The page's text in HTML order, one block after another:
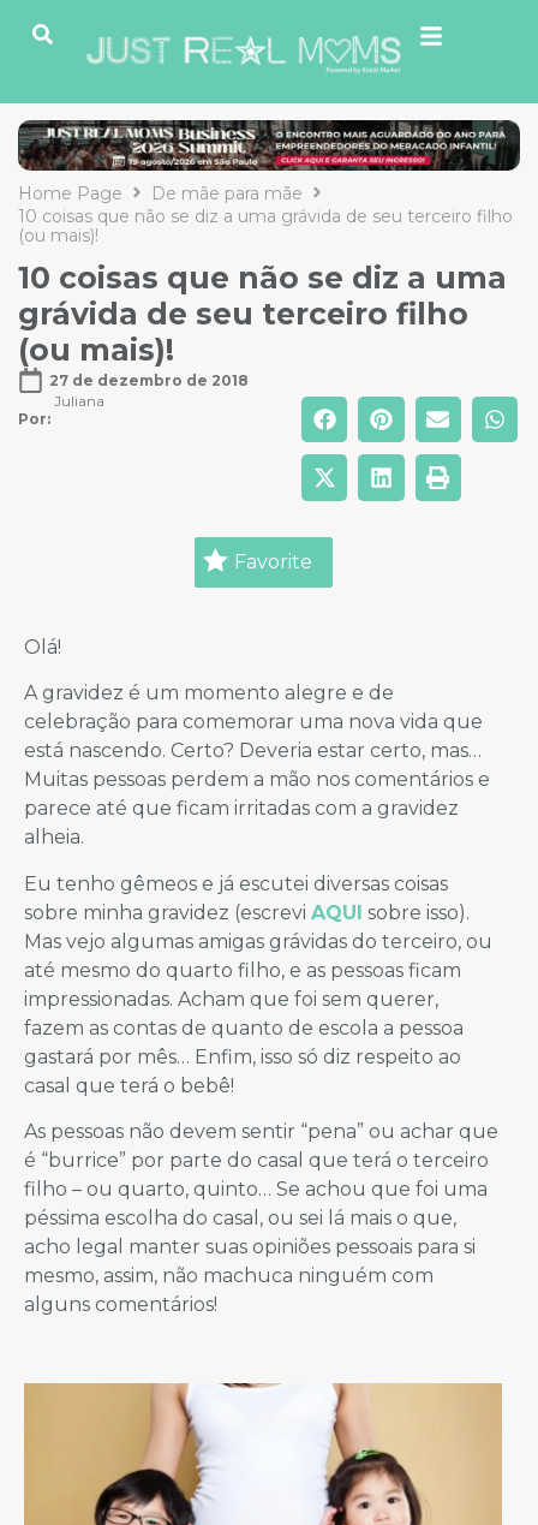
Home Page
De mãe para mãe
10 coisas que não se diz a uma grávida de seu terceiro filho
(ou mais)!
10 coisas que não se diz a uma
grávida de seu terceiro filho
(ou mais)!
27 de dezembro de 2018
Por:
Juliana
Favorite
Olá!
A gravidez é um momento alegre e de
celebração para comemorar uma nova vida que
está nascendo. Certo? Deveria estar certo, mas…
Muitas pessoas perdem a mão nos comentários e
parece até que ficam irritadas com a gravidez
alheia.
Eu tenho gêmeos e já escutei diversas coisas
sobre minha gravidez (escrevi AQUI sobre isso).
Mas vejo algumas amigas grávidas do terceiro, ou
até mesmo do quarto filho, e as pessoas ficam
impressionadas. Acham que foi sem querer,
fazem as contas de quanto de escola a pessoa
gastará por mês… Enfim, isso só diz respeito ao
casal que terá o bebê!
As pessoas não devem sentir “pena” ou achar que
é “burrice” por parte do casal que terá o terceiro
filho – ou quarto, quinto… Se achou que foi uma
péssima escolha do casal, ou sei lá mais o que,
acho legal manter suas opiniões pessoais para si
mesmo, assim, não machuca ninguém com
alguns comentários!